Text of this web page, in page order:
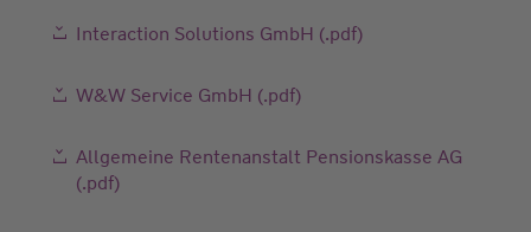
Interaction Solutions GmbH (.pdf)
W&W Service GmbH (.pdf)
Allgemeine Rentenanstalt Pensionskasse AG
(.pdf)